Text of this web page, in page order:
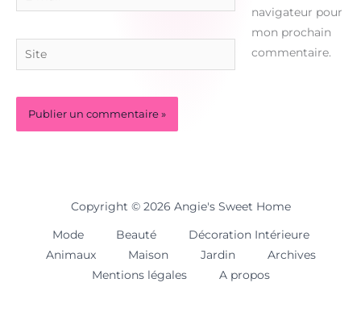
mail*
Site
navigateur pour
mon prochain
commentaire.
Copyright © 2026 Angie's Sweet Home
Mode Beauté
Décoration Intérieure
Animaux
Maison Jardin
Archives
Mentions légales
A propos